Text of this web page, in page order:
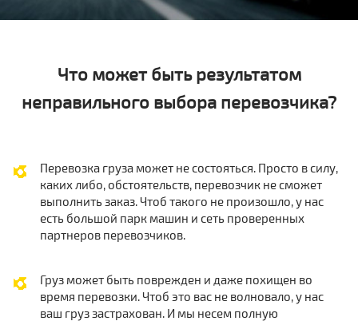
Что может быть результатом
неправильного выбора перевозчика?
Перевозка груза может не состояться. Просто в силу,
каких либо, обстоятельств, перевозчик не сможет
выполнить заказ. Чтоб такого не произошло, у нас
есть большой парк машин и сеть проверенных
партнеров перевозчиков.
Груз может быть поврежден и даже похищен во
время перевозки. Чтоб это вас не волновало, у нас
ваш груз застрахован. И мы несем полную